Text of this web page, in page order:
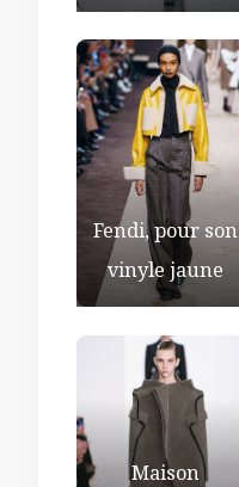
Fendi, pour son
vinyle jaune
Maison